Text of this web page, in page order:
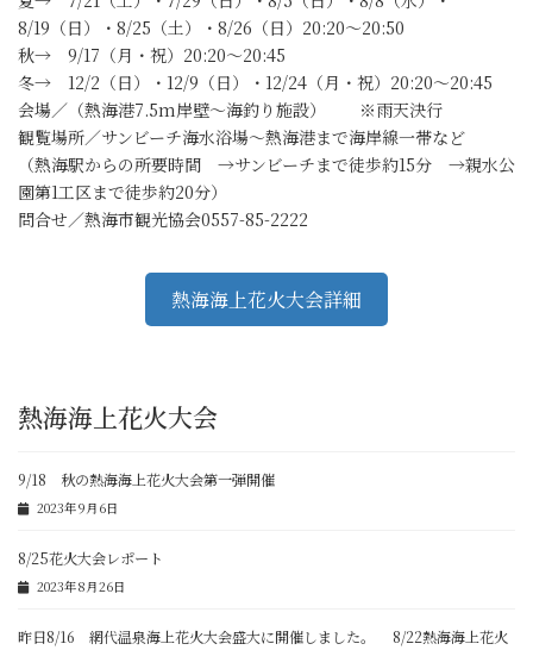
8/19（日）・8/25（土）・8/26（日）20:20～20:50
秋→ 9/17（月・祝）20:20～20:45
冬→ 12/2（日）・12/9（日）・12/24（月・祝）20:20～20:45
会場／（熱海港7.5m岸壁～海釣り施設） ※雨天決行
観覧場所／サンビーチ海水浴場～熱海港まで海岸線一帯など
（熱海駅からの所要時間 →サンビーチまで徒歩約15分 →親水公
園第1工区まで徒歩約20分）
問合せ／熱海市観光協会0557-85-2222
熱海海上花火大会詳細
熱海海上花火大会
9/18 秋の熱海海上花火大会第一弾開催
2023年9月6日
8/25花火大会レポート
2023年8月26日
昨日8/16 網代温泉海上花火大会盛大に開催しました。 8/22熱海海上花火